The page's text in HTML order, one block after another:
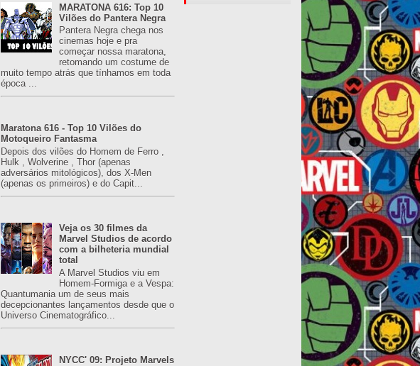
MARATONA 616: Top 10
Vilões do Pantera Negra
Pantera Negra chega nos
cinemas hoje e pra
começar nossa maratona,
retomando um costume de
muito tempo atrás que tínhamos em toda
época ...
Maratona 616 - Top 10 Vilões do
Motoqueiro Fantasma
Depois dos vilões do Homem de Ferro ,
Hulk , Wolverine , Thor (apenas
adversários mitológicos), dos X-Men
(apenas os primeiros) e do Capit...
Veja os 30 filmes da
Marvel Studios de acordo
com a bilheteria mundial
total
A Marvel Studios viu em
Homem-Formiga e a Vespa:
Quantumania um de seus mais
decepcionantes lançamentos desde que o
Universo Cinematográfico...
NYCC' 09: Projeto Marvels